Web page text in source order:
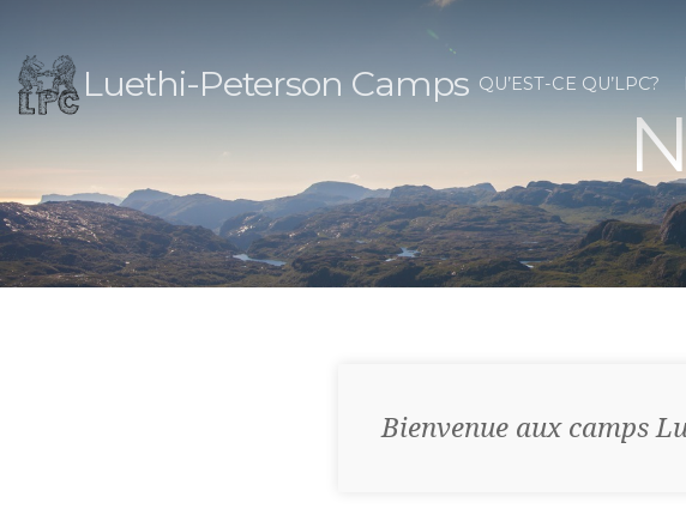
Luethi-Peterson Camps QU’EST-CE QU’LPC?
Bienvenue aux camps